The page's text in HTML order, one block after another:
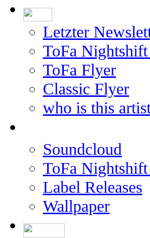
Letzter
ToFa
ToFa Flyer
Classic Flyer
who is this
Soundcloud
ToFa
Label Releases
Wallpaper